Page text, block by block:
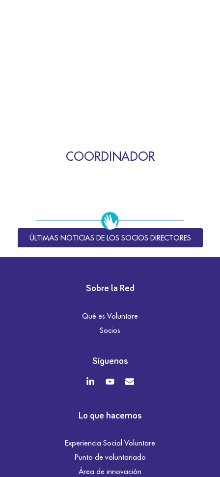
COORDINADOR
ÚLTIMAS NOTICIAS DE LOS SOCIOS DIRECTORES
Sobre la Red
Qué es Voluntare
Socios
Síguenos
Lo que hacemos
Experiencia Social Voluntare
Punto de voluntariado
Área de innovación